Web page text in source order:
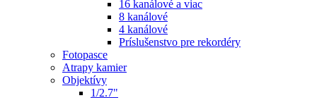
16 kanálové a viac
8 kanálové
4 kanálové
Príslušenstvo pre rekordéry
Fotopasce
Atrapy kamier
Objektívy
1/2.7"